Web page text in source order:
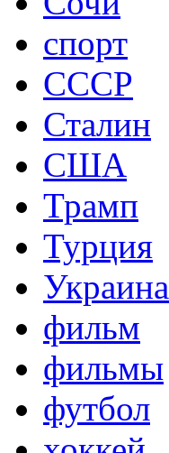
спорт
СССР
Сталин
США
Трамп
Турция
Украина
фильм
фильмы
футбол